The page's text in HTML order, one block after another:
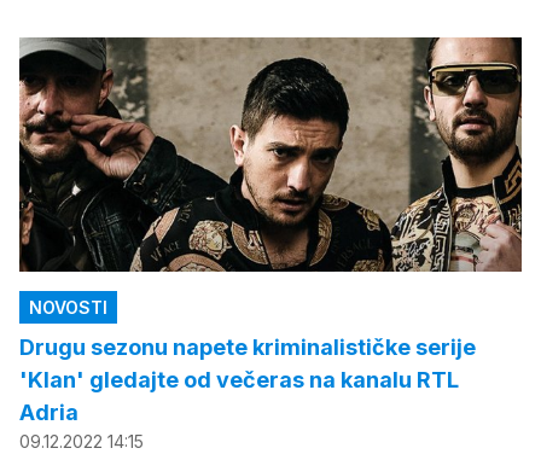
NOVOSTI
Drugu sezonu napete kriminalističke serije
'Klan' gledajte od večeras na kanalu RTL
Adria
09.12.2022 14:15